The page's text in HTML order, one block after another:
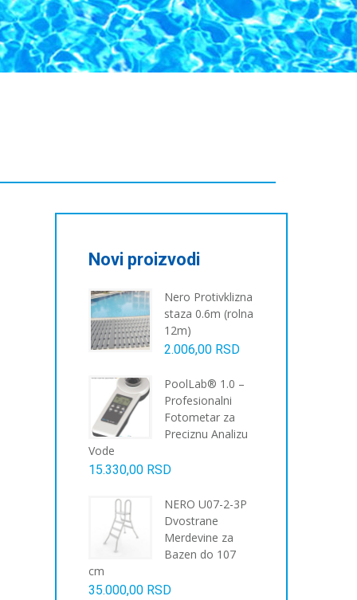
Novi proizvodi
Nero Protivklizna
staza 0.6m (rolna
12m)
2.006,00 RSD
PoolLab® 1.0 –
Profesionalni
Fotometar za
Preciznu Analizu
Vode
15.330,00 RSD
NERO U07-2-3P
Dvostrane
Merdevine za
Bazen do 107
cm
35.000,00 RSD